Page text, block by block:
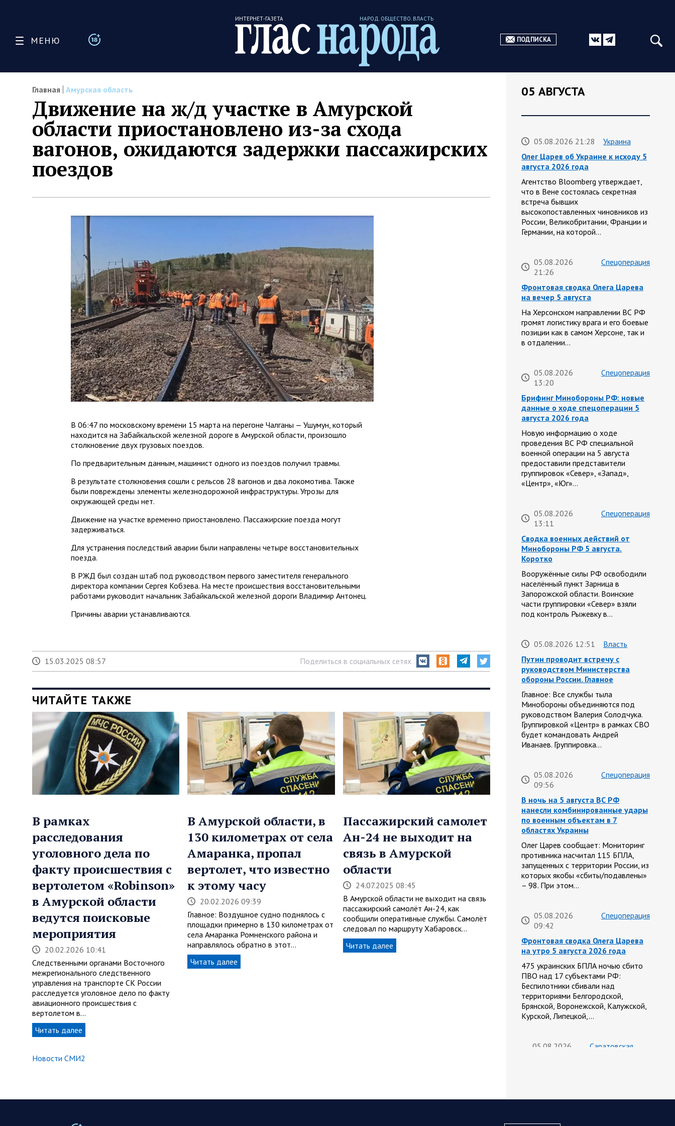
МЕНЮ
ИНТЕРНЕТ-ГАЗЕТА НАРОД. ОБЩЕСТВО. ВЛАСТЬ
ПОДПИСКА
Главная Амурская область
Движение на ж/д участке в Амурской
области приостановлено из-за схода
вагонов, ожидаются задержки пассажирских
поездов
В 06:47 по московскому времени 15 марта на перегоне Чалганы — Ушумун, который
находится на Забайкальской железной дороге в Амурской области, произошло
столкновение двух грузовых поездов.
По предварительным данным, машинист одного из поездов получил травмы.
В результате столкновения сошли с рельсов 28 вагонов и два локомотива. Также
были повреждены элементы железнодорожной инфраструктуры. Угрозы для
окружающей среды нет.
Движение на участке временно приостановлено. Пассажирские поезда могут
задерживаться.
Для устранения последствий аварии были направлены четыре восстановительных
поезда.
В РЖД был создан штаб под руководством первого заместителя генерального
директора компании Сергея Кобзева. На месте происшествия восстановительными
работами руководит начальник Забайкальской железной дороги Владимир Антонец.
Причины аварии устанавливаются.
15.03.2025 08:57 Поделиться в социальных сетях
ЧИТАЙТЕ ТАКЖЕ
В рамках
расследования
уголовного дела по
факту происшествия с
вертолетом «Robinson»
в Амурской области
ведутся поисковые
мероприятия
20.02.2026 10:41
Следственными органами Восточного
межрегионального следственного
управления на транспорте СК России
расследуется уголовное дело по факту
авиационного происшествия с
вертолетом в…
Читать далее
В Амурской области, в
130 километрах от села
Амаранка, пропал
вертолет, что известно
к этому часу
20.02.2026 09:39
Главное: Воздушное судно поднялось с
площадки примерно в 130 километрах от
села Амаранка Ромненского района и
направлялось обратно в этот…
Читать далее
Пассажирский самолет
Ан-24 не выходит на
связь в Амурской
области
24.07.2025 08:45
В Амурской области не выходит на связь
пассажирский самолёт Ан-24, как
сообщили оперативные службы. Самолёт
следовал по маршруту Хабаровск…
Читать далее
Новости СМИ2
05 АВГУСТА
05.08.2026 21:28
Украина
Олег Царев об Украине к исходу 5
августа 2026 года
Агентство Bloomberg утверждает,
что в Вене состоялась секретная
встреча бывших
высокопоставленных чиновников из
России, Великобритании, Франции и
Германии, на которой…
05.08.2026
21:26
Спецоперация
Фронтовая сводка Олега Царева
на вечер 5 августа
На Херсонском направлении ВС РФ
громят логистику врага и его боевые
позиции как в самом Херсоне, так и
в отдалении…
05.08.2026
13:20
Спецоперация
Брифинг Минобороны РФ: новые
данные о ходе спецоперации 5
августа 2026 года
Новую информацию о ходе
проведения ВС РФ специальной
военной операции на 5 августа
предоставили представители
группировок «Север», «Запад»,
«Центр», «Юг»…
05.08.2026
13:11
Спецоперация
Сводка военных действий от
Минобороны РФ 5 августа.
Коротко
Вооружённые силы РФ освободили
населённый пункт Зарница в
Запорожской области. Воинские
части группировки «Север» взяли
под контроль Рыжевку в…
05.08.2026 12:51
Власть
Путин проводит встречу с
руководством Министерства
обороны России. Главное
Главное: Все службы тыла
Минобороны объединяются под
руководством Валерия Солодчука.
Группировкой «Центр» в рамках СВО
будет командовать Андрей
Иванаев. Группировка…
05.08.2026
09:56
Спецоперация
В ночь на 5 августа ВС РФ
нанесли комбинированные удары
по военным объектам в 7
областях Украины
Олег Царев сообщает: Мониторинг
противника насчитал 115 БПЛА,
запущенных с территории России, из
которых якобы «сбиты/подавлены»
– 98. При этом…
05.08.2026
09:42
Спецоперация
Фронтовая сводка Олега Царева
на утро 5 августа 2026 года
475 украинских БПЛА ночью сбито
ПВО над 17 субъектами РФ:
Беспилотники сбивали над
территориями Белгородской,
Брянской, Воронежской, Калужской,
Курской, Липецкой,…
05.08.2026
Саратовская